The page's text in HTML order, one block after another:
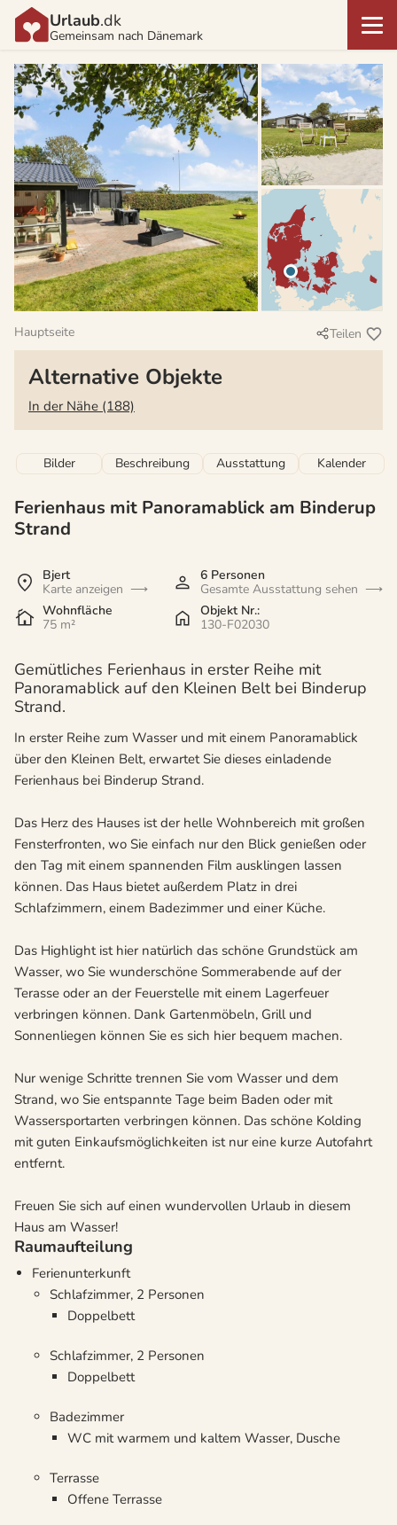
Urlaub.dk
Gemeinsam nach Dänemark
Hauptseite Teilen
Alternative Objekte
In der Nähe (188)
Bilder Beschreibung Ausstattung Kalender
Ferienhaus mit Panoramablick am Binderup
Strand
Bjert
Karte anzeigen
6 Personen
Gesamte Ausstattung sehen
Wohnfläche
75 m²
Objekt Nr.:
130-F02030
Gemütliches Ferienhaus in erster Reihe mit
Panoramablick auf den Kleinen Belt bei Binderup
Strand.
In erster Reihe zum Wasser und mit einem Panoramablick
über den Kleinen Belt, erwartet Sie dieses einladende
Ferienhaus bei Binderup Strand.
Das Herz des Hauses ist der helle Wohnbereich mit großen
Fensterfronten, wo Sie einfach nur den Blick genießen oder
den Tag mit einem spannenden Film ausklingen lassen
können. Das Haus bietet außerdem Platz in drei
Schlafzimmern, einem Badezimmer und einer Küche.
Das Highlight ist hier natürlich das schöne Grundstück am
Wasser, wo Sie wunderschöne Sommerabende auf der
Terasse oder an der Feuerstelle mit einem Lagerfeuer
verbringen können. Dank Gartenmöbeln, Grill und
Sonnenliegen können Sie es sich hier bequem machen.
Nur wenige Schritte trennen Sie vom Wasser und dem
Strand, wo Sie entspannte Tage beim Baden oder mit
Wassersportarten verbringen können. Das schöne Kolding
mit guten Einkaufsmöglichkeiten ist nur eine kurze Autofahrt
entfernt.
Freuen Sie sich auf einen wundervollen Urlaub in diesem
Haus am Wasser!
Raumaufteilung
Ferienunterkunft
Schlafzimmer, 2 Personen
Doppelbett
Schlafzimmer, 2 Personen
Doppelbett
Badezimmer
WC mit warmem und kaltem Wasser, Dusche
Terrasse
Offene Terrasse